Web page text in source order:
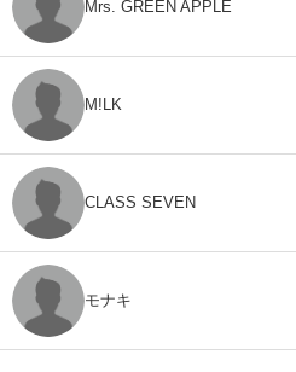
Mrs. GREEN APPLE
M!LK
CLASS SEVEN
モナキ